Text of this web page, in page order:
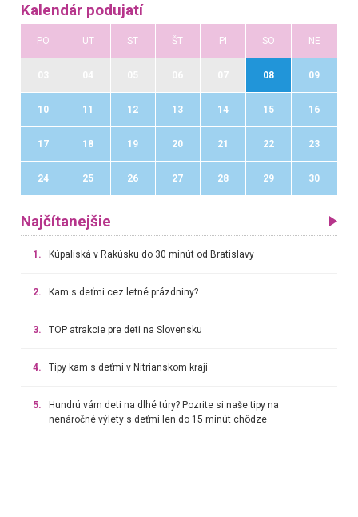
Kalendár podujatí
PO UT ST ŠT PI SO NE
08 09
10 11 12 13 14 15 16
17 18 19 20 21 22 23
24 25 26 27 28 29 30
Najčítanejšie
1. Kúpaliská v Rakúsku do 30 minút od Bratislavy
2. Kam s deťmi cez letné prázdniny?
3. TOP atrakcie pre deti na Slovensku
4. Tipy kam s deťmi v Nitrianskom kraji
5.
Hundrú vám deti na dlhé túry? Pozrite si naše tipy na
nenáročné výlety s deťmi len do 15 minút chôdze